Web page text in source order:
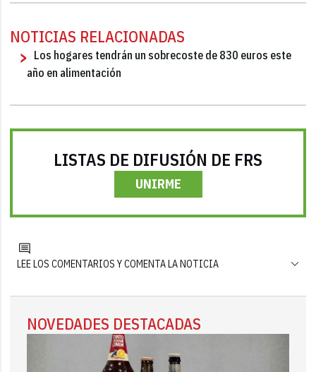
NOTICIAS RELACIONADAS
Los hogares tendrán un sobrecoste de 830 euros este
año en alimentación
LISTAS DE DIFUSIÓN DE FRS
UNIRME
LEE LOS COMENTARIOS Y COMENTA LA NOTICIA
NOVEDADES DESTACADAS